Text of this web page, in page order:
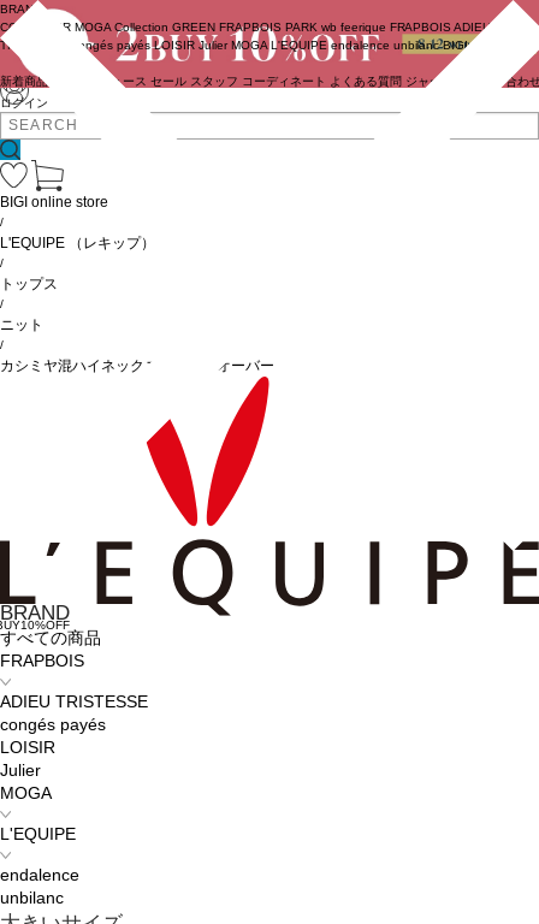
ログイン
BRAND
COUTURIER MOGA Collection GREEN FRAPBOIS PARK wb feerique FRAPBOIS ADIEU
TRISTESSE
congés payés LOISIR Julier MOGA L'EQUIPE endalence unbilanc BIGI online store
新着商品 ニュース セール スタッフ コーディネート よくある質問 ジャーナル お問い合わ
BRAND
すべての商品
FRAPBOIS
ADIEU TRISTESSE
congés payés
LOISIR
Julier
MOGA
L'EQUIPE
endalence
unbilanc
BIGI online store
/
L'EQUIPE （レキップ）
/
トップス
/
ニット
/
カシミヤ混ハイネックニットプルオーバー